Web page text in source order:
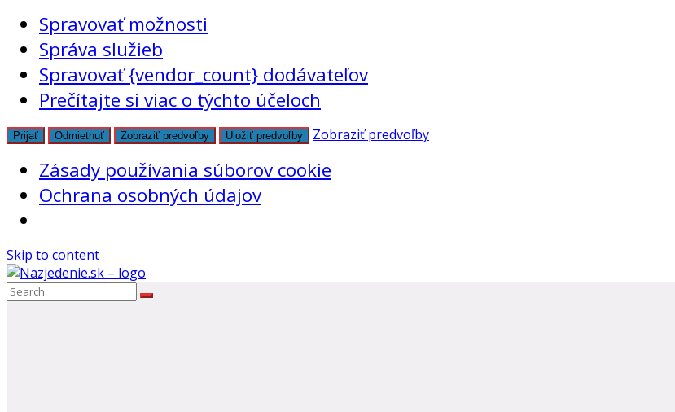
Spravovať možnosti
Správa služieb
Spravovať {vendor_count} dodávateľov
Prečítajte si viac o týchto účeloch
Prijať Odmietnuť Zobraziť predvoľby Uložiť predvoľby Zobraziť predvoľby
Zásady používania súborov cookie
Ochrana osobných údajov
Skip to content